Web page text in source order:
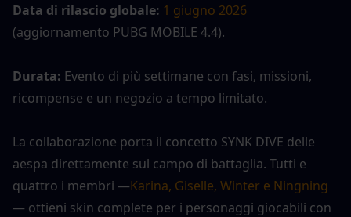
Data di rilascio globale: 1 giugno 2026
(aggiornamento PUBG MOBILE 4.4).
Durata: Evento di più settimane con fasi, missioni,
ricompense e un negozio a tempo limitato.
La collaborazione porta il concetto SYNK DIVE delle
aespa direttamente sul campo di battaglia. Tutti e
quattro i membri —Karina, Giselle, Winter e Ningning
— ottieni skin complete per i personaggi giocabili con